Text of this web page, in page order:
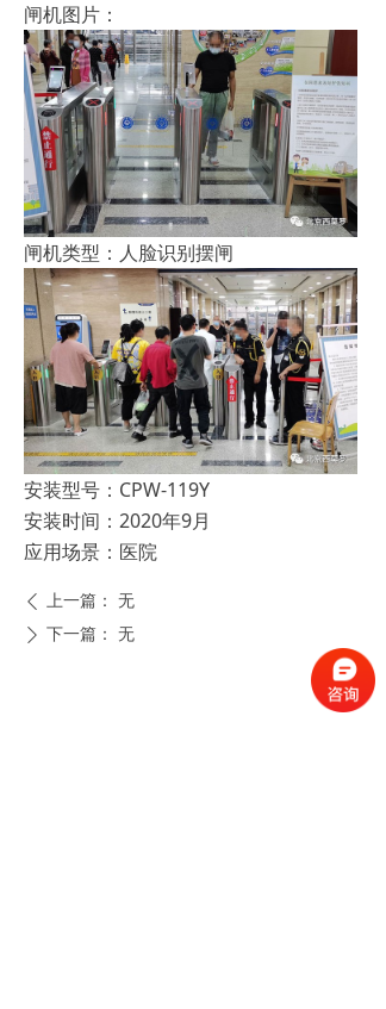
闸机图片：
闸机类型：人脸识别摆闸
安装型号：CPW-119Y
安装时间：2020年9月
应用场景：医院
ꄴ 上一篇： 无
ꄲ 下一篇： 无